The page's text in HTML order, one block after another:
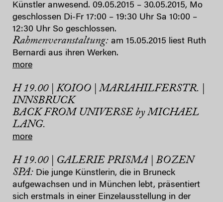
Künstler anwesend. 09.05.2015 – 30.05.2015, Mo
geschlossen Di-Fr 17:00 – 19:30 Uhr Sa 10:00 –
12:30 Uhr So geschlossen.
Rahmenveranstaltung: am 15.05.2015 liest Ruth
Bernardi aus ihren Werken.
more
H 19.00 | KOIOO | MARIAHILFERSTR. |
INNSBRUCK
BACK FROM UNIVERSE by MICHAEL
LANG.
more
H 19.00 | GALERIE PRISMA | BOZEN
SPA: Die junge Künstlerin, die in Bruneck
aufgewachsen und in München lebt, präsentiert
sich erstmals in einer Einzelausstellung in der